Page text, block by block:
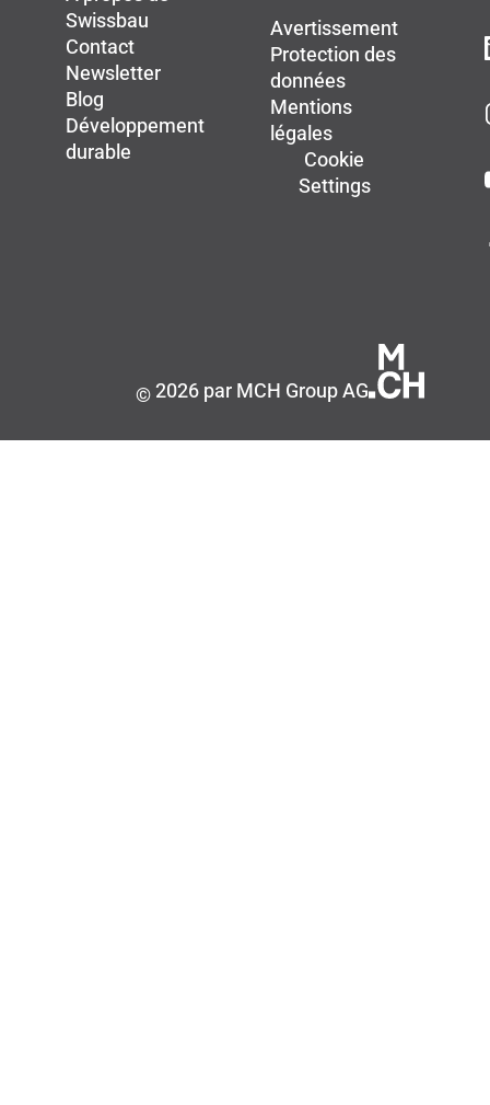
Swissbau
Contact
Newsletter
Blog
Développement
durable
Avertissement
Protection des
données
Mentions
légales
Cookie
Settings
©2026 par MCH Group AG